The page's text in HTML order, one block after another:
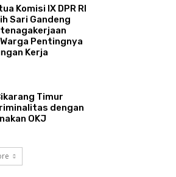
Komisi IX DPR RI
Sari Gandeng
Pentingnya
Kerja
Timur
dengan
OKJ